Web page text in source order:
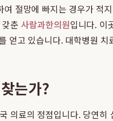
절망에 빠지는 경우가 적
춘 사람과한의원입니다. 이
얻고 있습니다. 대학병원
는가?
의료의 정점입니다. 당연